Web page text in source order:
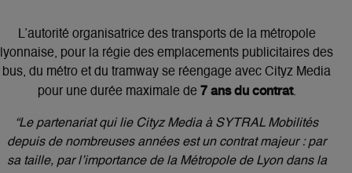
L’autorité organisatrice des transports de la métropole
lyonnaise, pour la régie des emplacements publicitaires des
bus, du métro et du tramway se réengage avec Cityz Media
pour une durée maximale de 7 ans du contrat.
“Le partenariat qui lie Cityz Media à SYTRAL Mobilités
depuis de nombreuses années est un contrat majeur : par
sa taille, par l’importance de la Métropole de Lyon dans la